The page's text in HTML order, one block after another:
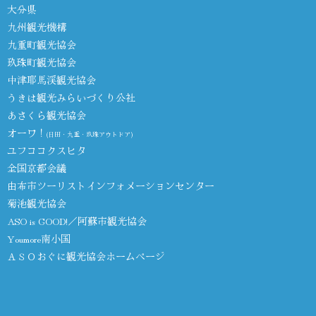
大分県
九州観光機構
九重町観光協会
玖珠町観光協会
中津耶馬渓観光協会
うきは観光みらいづくり公社
あさくら観光協会
オーワ！ (日田・九重・玖珠アウトドア)
ユフココクスヒタ
全国京都会議
由布市ツーリストインフォメーションセンター
菊池観光協会
ASO is GOOD!／阿蘇市観光協会
Youmore南小国
ＡＳＯおぐに観光協会ホームページ